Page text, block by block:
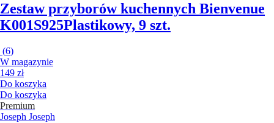
Zestaw przyborów kuchennych Bienvenue
K001S925Plastikowy, 9 szt.
(6)
W magazynie
149 zł
Do koszyka
Do koszyka
Premium
Joseph Joseph